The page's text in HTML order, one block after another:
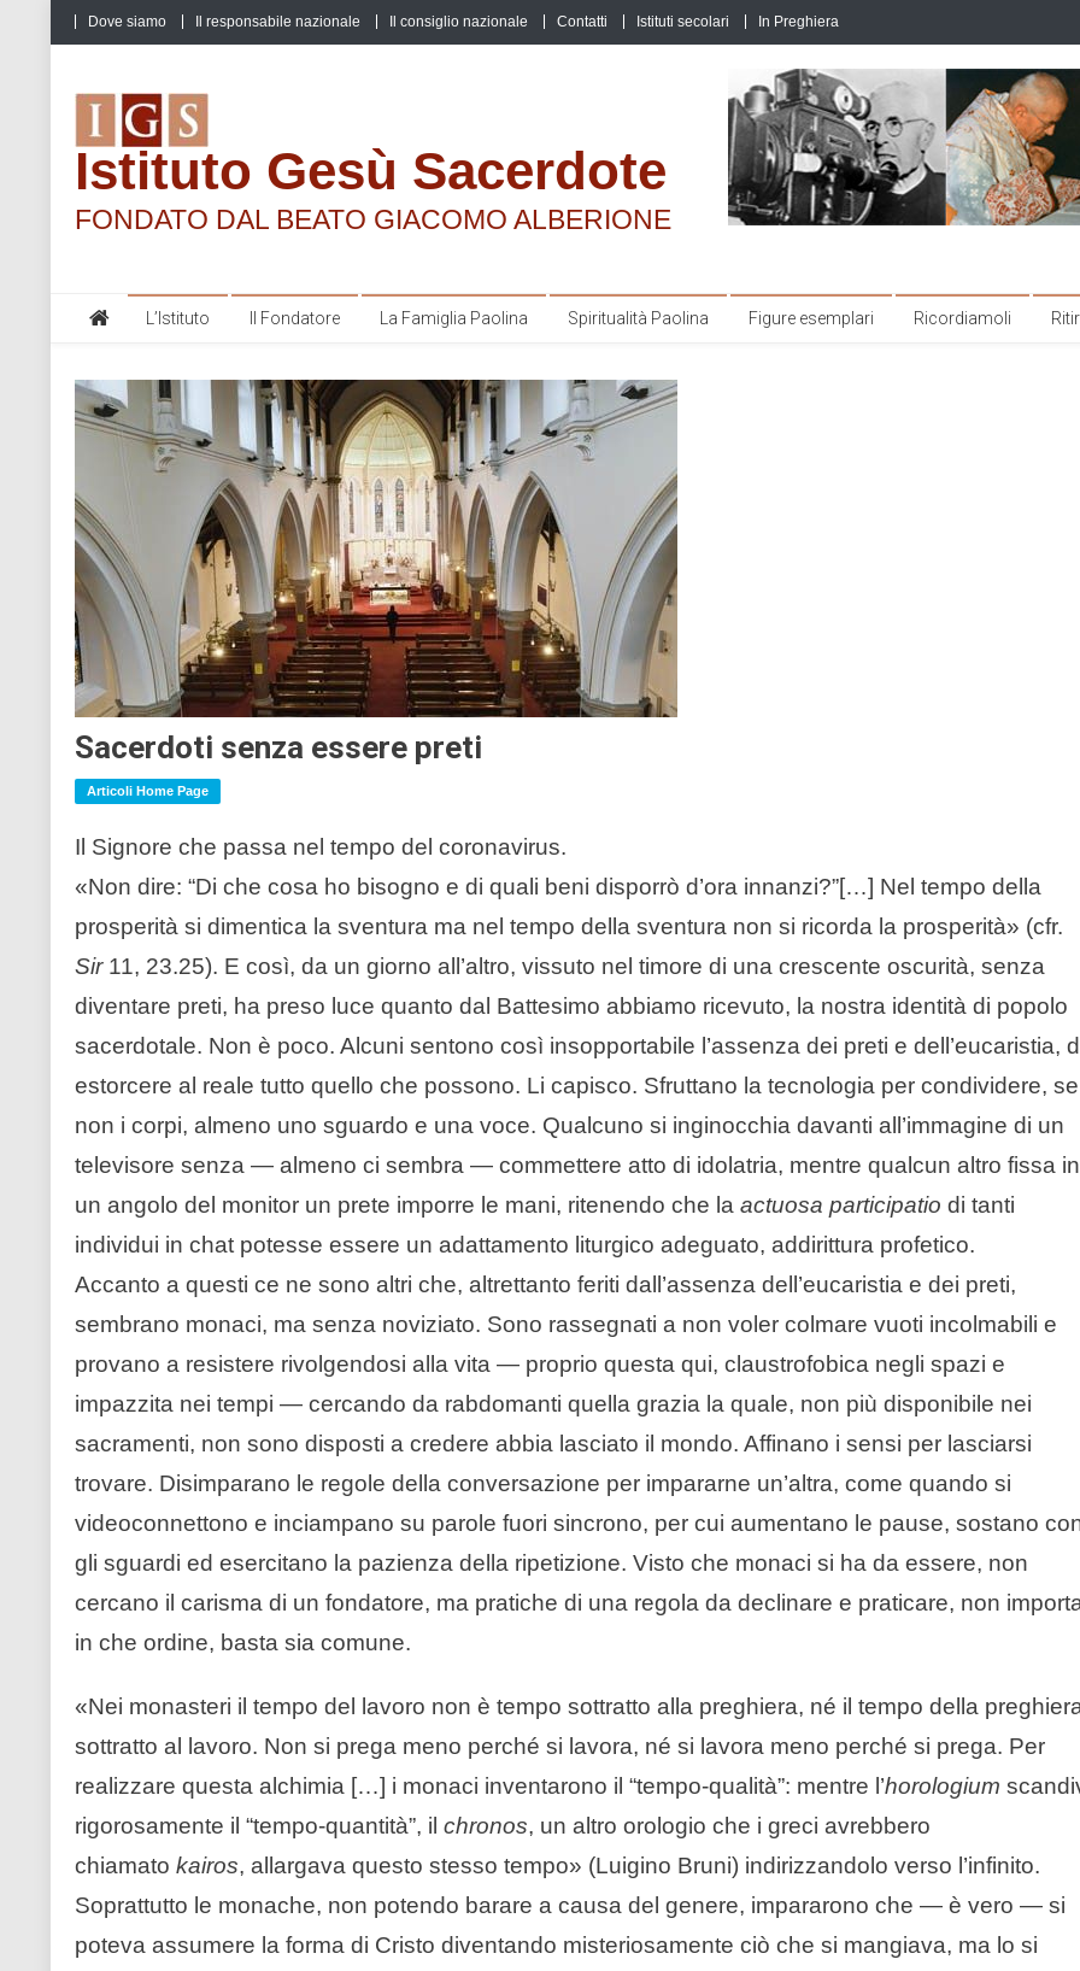
Skip
to
Dove siamo Il responsabile nazionale Il consiglio nazionale Contatti Istituti secolari In Preghiera
Istituto Gesù Sacerdote
FONDATO DAL BEATO GIACOMO ALBERIONE
L’Istituto Il Fondatore La Famiglia Paolina Spiritualità Paolina Figure esemplari Ricordiamoli
Sacerdoti senza essere preti
Articoli Home Page
Il Signore che passa nel tempo del coronavirus.
«Non dire: “Di che cosa ho bisogno e di quali beni disporrò d’ora innanzi?”[…] Nel tempo della
prosperità si dimentica la sventura ma nel tempo della sventura non si ricorda la prosperità» (cfr.
Sir11, 23.25). E così, da un giorno all’altro, vissuto nel timore di una crescente oscurità, senza
diventare preti, ha preso luce quanto dal Battesimo abbiamo ricevuto, la nostra identità di popolo
sacerdotale. Non è poco. Alcuni sentono così insopportabile l’assenza dei preti e dell’eucaristia,
estorcere al reale tutto quello che possono. Li capisco. Sfruttano la tecnologia per condividere, se
non i corpi, almeno uno sguardo e una voce. Qualcuno si inginocchia davanti all’immagine di un
televisore senza — almeno ci sembra — commettere atto di idolatria, mentre qualcun altro fissa in
un angolo del monitor un prete imporre le mani, ritenendo che la actuosa participatio di tanti
individui in chat potesse essere un adattamento liturgico adeguato, addirittura profetico.
Accanto a questi ce ne sono altri che, altrettanto feriti dall’assenza dell’eucaristia e dei preti,
sembrano monaci, ma senza noviziato. Sono rassegnati a non voler colmare vuoti incolmabili e
provano a resistere rivolgendosi alla vita — proprio questa qui, claustrofobica negli spazi e
impazzita nei tempi — cercando da rabdomanti quella grazia la quale, non più disponibile nei
sacramenti, non sono disposti a credere abbia lasciato il mondo. Affinano i sensi per lasciarsi
trovare. Disimparano le regole della conversazione per impararne un’altra, come quando si
videoconnettono e inciampano su parole fuori sincrono, per cui aumentano le pause, sostano
gli sguardi ed esercitano la pazienza della ripetizione. Visto che monaci si ha da essere, non
cercano il carisma di un fondatore, ma pratiche di una regola da declinare e praticare, non
in che ordine, basta sia comune.
«Nei monasteri il tempo del lavoro non è tempo sottratto alla preghiera, né il tempo della
sottratto al lavoro. Non si prega meno perché si lavora, né si lavora meno perché si prega. Per
realizzare questa alchimia […] i monaci inventarono il “tempo-qualità”: mentre l’horologium
rigorosamente il “tempo-quantità”, il chronos, un altro orologio che i greci avrebbero
chiamato kairos, allargava questo stesso tempo» (Luigino Bruni) indirizzandolo verso l’infinito.
Soprattutto le monache, non potendo barare a causa del genere, impararono che — è vero — si
poteva assumere la forma di Cristo diventando misteriosamente ciò che si mangiava, ma lo si